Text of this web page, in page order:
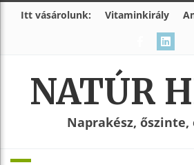
Itt vásárolunk: Vitaminkirály
NATÚR
Naprakész, őszinte,